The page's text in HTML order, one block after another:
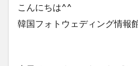
こんにちは^^
韓国フォトウェディング情報